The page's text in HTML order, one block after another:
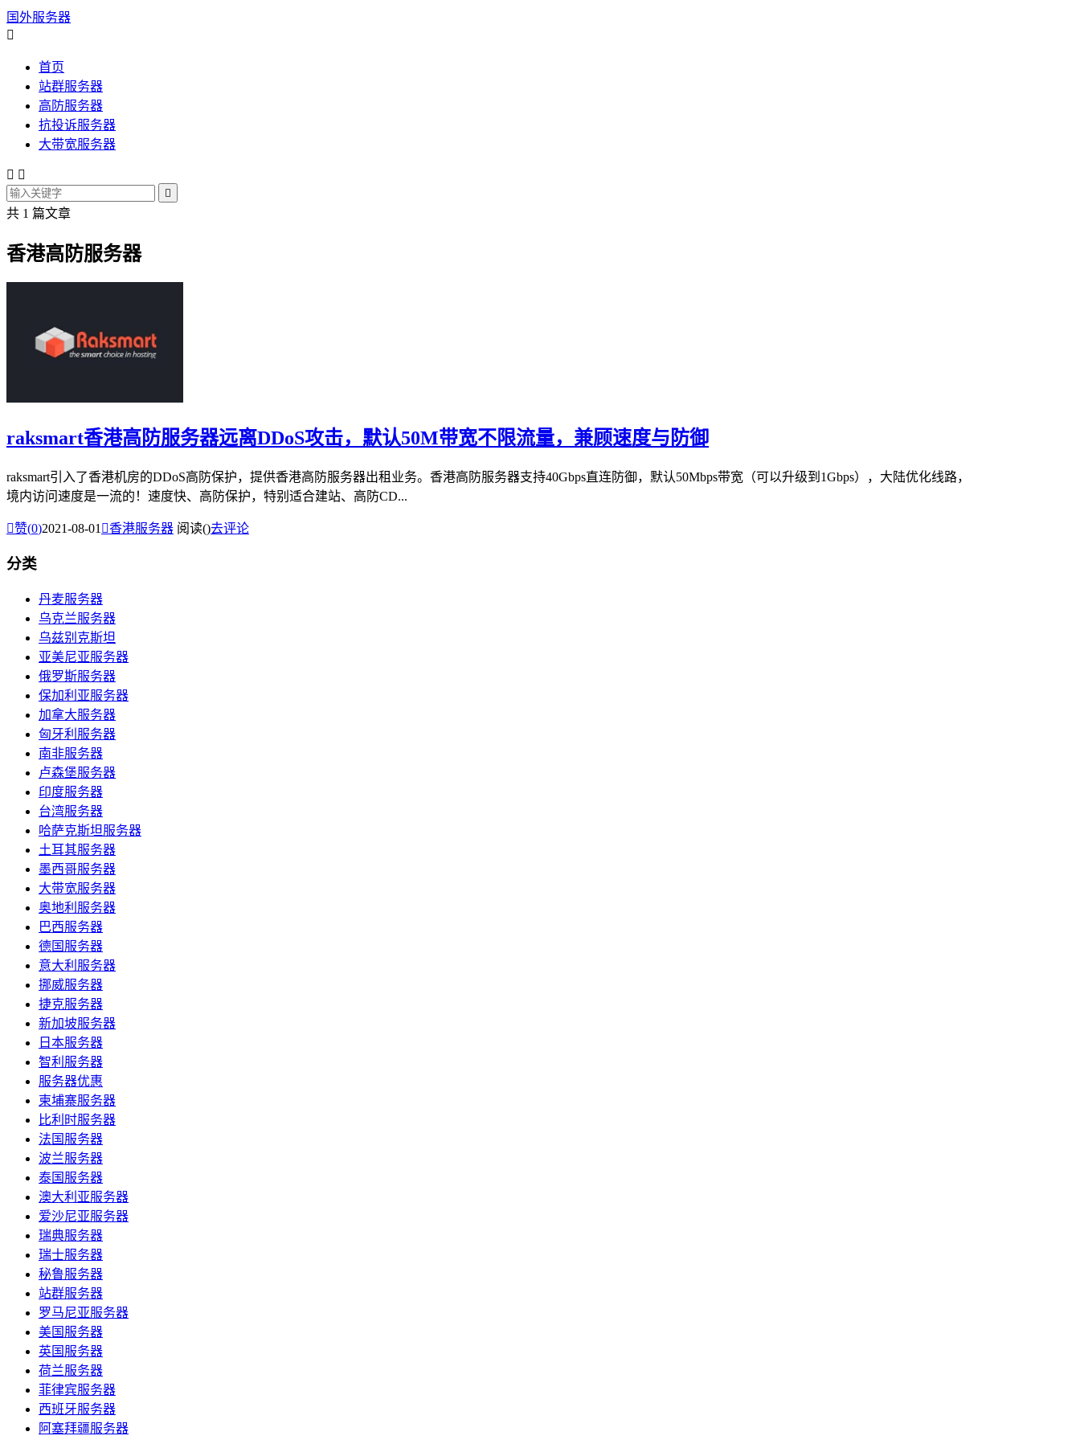
国外服务器

首页
站群服务器
高防服务器
抗投诉服务器
大带宽服务器
 

共 1 篇文章
香港高防服务器
raksmart香港高防服务器远离DDoS攻击，默认50M带宽不限流量，兼顾速度与防御
raksmart引入了香港机房的DDoS高防保护，提供香港高防服务器出租业务。香港高防服务器支持40Gbps直连防御，默认50Mbps带宽（可以升级到1Gbps），大陆优化线路，
境内访问速度是一流的！速度快、高防保护，特别适合建站、高防CD...
赞(0)2021-08-01 香港服务器 阅读()去评论
分类
丹麦服务器
乌克兰服务器
乌兹别克斯坦
亚美尼亚服务器
俄罗斯服务器
保加利亚服务器
加拿大服务器
匈牙利服务器
南非服务器
卢森堡服务器
印度服务器
台湾服务器
哈萨克斯坦服务器
土耳其服务器
墨西哥服务器
大带宽服务器
奥地利服务器
巴西服务器
德国服务器
意大利服务器
挪威服务器
捷克服务器
新加坡服务器
日本服务器
智利服务器
服务器优惠
柬埔寨服务器
比利时服务器
法国服务器
波兰服务器
泰国服务器
澳大利亚服务器
爱沙尼亚服务器
瑞典服务器
瑞士服务器
秘鲁服务器
站群服务器
罗马尼亚服务器
美国服务器
英国服务器
荷兰服务器
菲律宾服务器
西班牙服务器
阿塞拜疆服务器